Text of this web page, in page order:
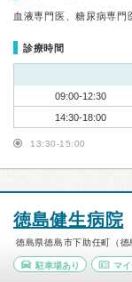
血液専門医、糖尿病専門
診療時間
09:00-12:30
14:30-18:00
13:30-15:00
徳島健生病院
徳島県徳島市下助任町（徳
駐車場あり マ